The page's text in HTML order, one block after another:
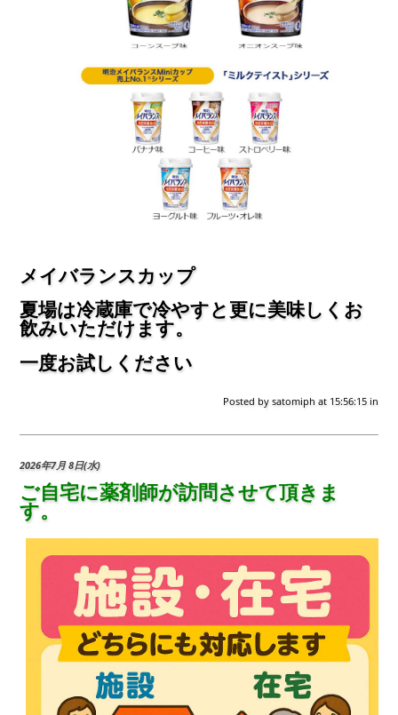
メイバランスカップ
夏場は冷蔵庫で冷やすと更に美味しくお
飲みいただけます。
一度お試しください
Posted by satomiph at 15:56:15 in
2026年7月 8日(水)
ご自宅に薬剤師が訪問させて頂きま
す。